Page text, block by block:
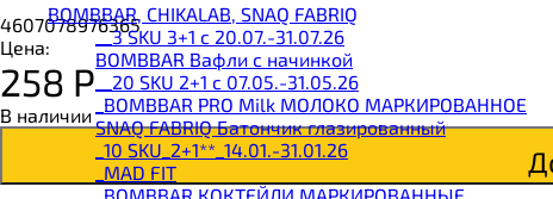
BOMBBAR, CHIKALAB, SNAQ FABRIQ
__3 SKU 3+1 с 20.07.-31.07.26
BOMBBAR Вафли с начинкой
__20 SKU 2+1 с 07.05.-31.05.26
_BOMBBAR PRO Milk МОЛОКО МАРКИРОВАННОЕ
SNAQ FABRIQ Батончик глазированный
_10 SKU_2+1**_14.01.-31.01.26
_MAD FIT
4607078976365
Цена:
258 Р
В наличии